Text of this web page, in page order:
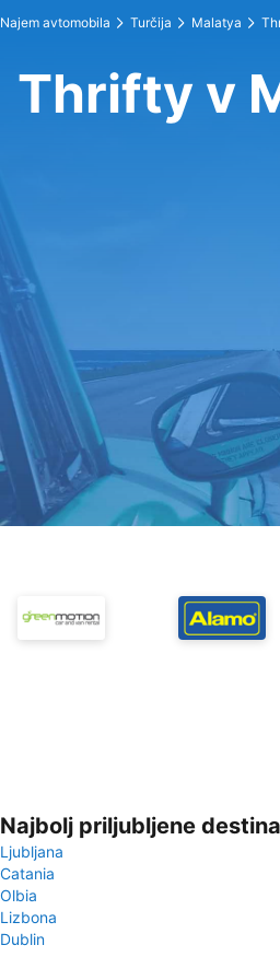
Najem avtomobila Turčija Malatya
Thrifty v
Najbolj priljubljene
Ljubljana
Catania
Olbia
Lizbona
Dublin